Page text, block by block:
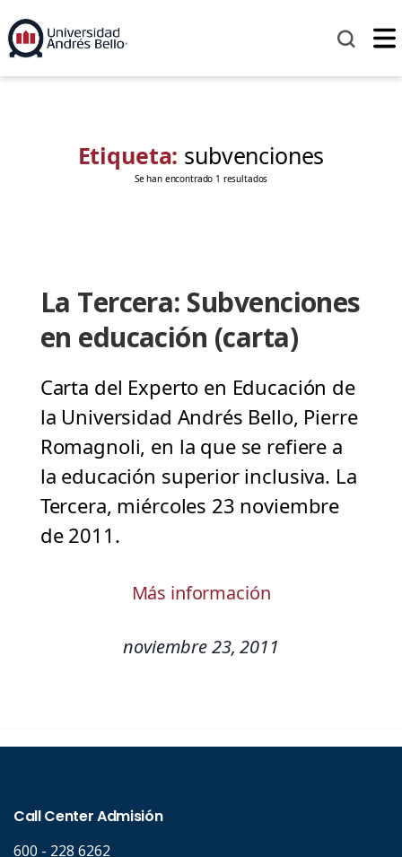
Etiqueta: subvenciones
Se han encontrado 1 resultados
La Tercera: Subvenciones
en educación (carta)
Carta del Experto en Educación de
la Universidad Andrés Bello, Pierre
Romagnoli, en la que se refiere a
la educación superior inclusiva. La
Tercera, miércoles 23 noviembre
de 2011.
Más información
noviembre 23, 2011